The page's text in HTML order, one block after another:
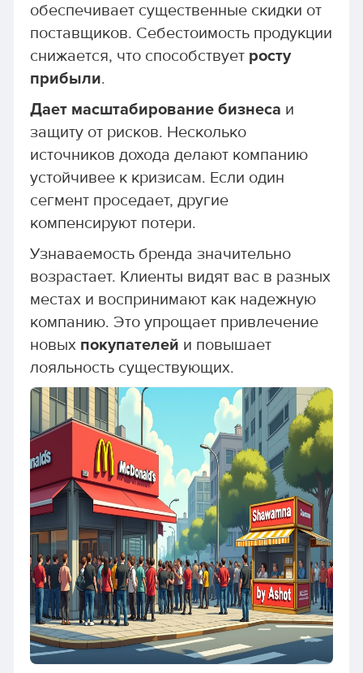
обеспечивает существенные скидки от
поставщиков. Себестоимость продукции
снижается, что способствует росту
прибыли.
Дает масштабирование бизнеса и
защиту от рисков. Несколько
источников дохода делают компанию
устойчивее к кризисам. Если один
сегмент проседает, другие
компенсируют потери.
Узнаваемость бренда значительно
возрастает. Клиенты видят вас в разных
местах и воспринимают как надежную
компанию. Это упрощает привлечение
новых покупателей и повышает
лояльность существующих.